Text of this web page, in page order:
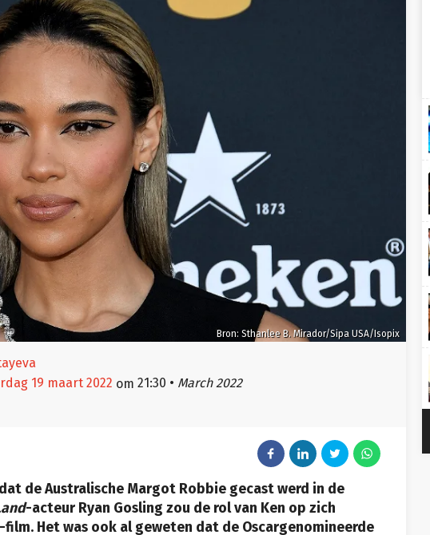
Bron: Sthanlee B. Mirador/Sipa USA/Isopix
19 maart 2022 om 21:30 • March 2022
de Australische Margot Robbie gecast werd in de
-acteur Ryan Gosling zou de rol van Ken op zich
-film. Het was ook al geweten dat de Oscargenomineerde